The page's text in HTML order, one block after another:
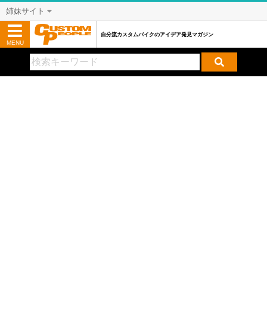
姉妹サイト
MENU
自分流カスタムバイクのアイデア発見マガジン